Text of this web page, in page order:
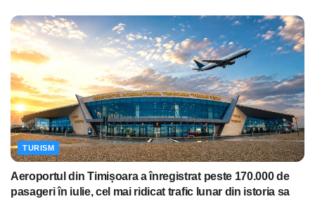
TURISM
Aeroportul din Timișoara a înregistrat peste 170.000 de
pasageri în iulie, cel mai ridicat trafic lunar din istoria sa